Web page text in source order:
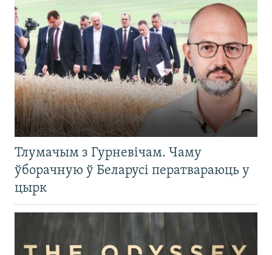
Тлумачым з Гурневічам. Чаму
ўборачную ў Беларусі ператвараюць у
цырк